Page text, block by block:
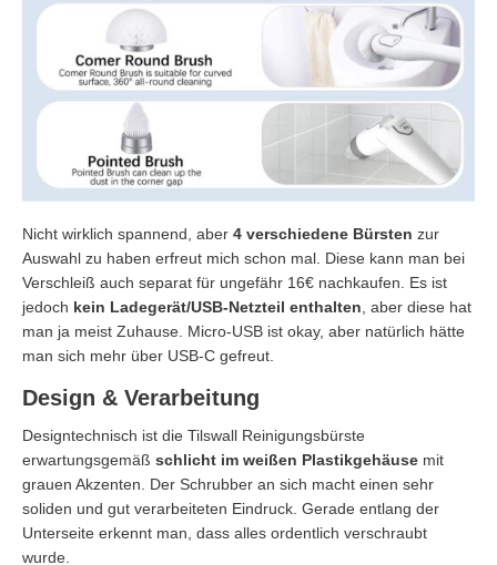
Nicht wirklich spannend, aber 4 verschiedene Bürsten zur
Auswahl zu haben erfreut mich schon mal. Diese kann man bei
Verschleiß auch separat für ungefähr 16€ nachkaufen. Es ist
jedoch kein Ladegerät/USB-Netzteil enthalten , aber diese hat
man ja meist Zuhause. Micro-USB ist okay, aber natürlich hätte
man sich mehr über USB-C gefreut.
Design & Verarbeitung
Designtechnisch ist die Tilswall Reinigungsbürste
erwartungsgemäß schlicht im weißen Plastikgehäuse mit
grauen Akzenten. Der Schrubber an sich macht einen sehr
soliden und gut verarbeiteten Eindruck. Gerade entlang der
Unterseite erkennt man, dass alles ordentlich verschraubt
wurde.